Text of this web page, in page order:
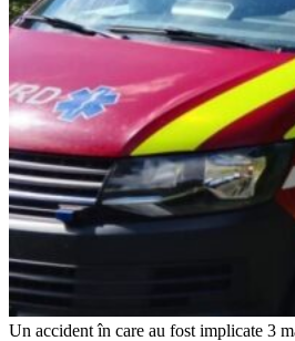
Un accident în care au fost implicate 3